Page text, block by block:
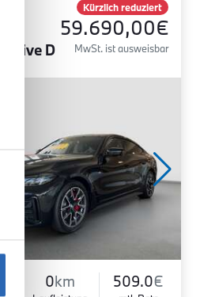
D
Kürzlich reduziert
59.690,00€
MwSt. ist ausweisbar
0km 509.0€